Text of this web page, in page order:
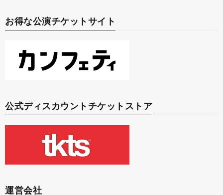
お得な公演チケットサイト
公式ディスカウントチケットストア
運営会社